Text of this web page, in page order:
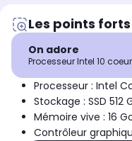
Les points
On adore
Processeur Intel 10
Processeur : Intel
Stockage : SSD 512
Mémoire vive : 16
Contrôleur